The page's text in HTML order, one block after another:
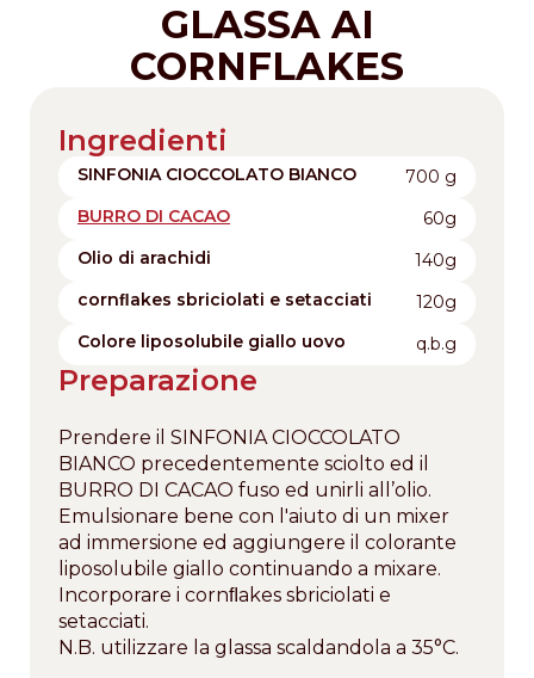
GLASSA AI
CORNFLAKES
Ingredienti
SINFONIA CIOCCOLATO BIANCO
700 g
BURRO DI CACAO
60g
Olio di arachidi
140g
cornﬂakes sbriciolati e setacciati
120g
Colore liposolubile giallo uovo
q.b.g
Preparazione
Prendere il SINFONIA CIOCCOLATO
BIANCO precedentemente sciolto ed il
BURRO DI CACAO fuso ed unirli all’olio.
Emulsionare bene con l'aiuto di un mixer
ad immersione ed aggiungere il colorante
liposolubile giallo continuando a mixare.
Incorporare i cornﬂakes sbriciolati e
setacciati.
N.B. utilizzare la glassa scaldandola a 35°C.